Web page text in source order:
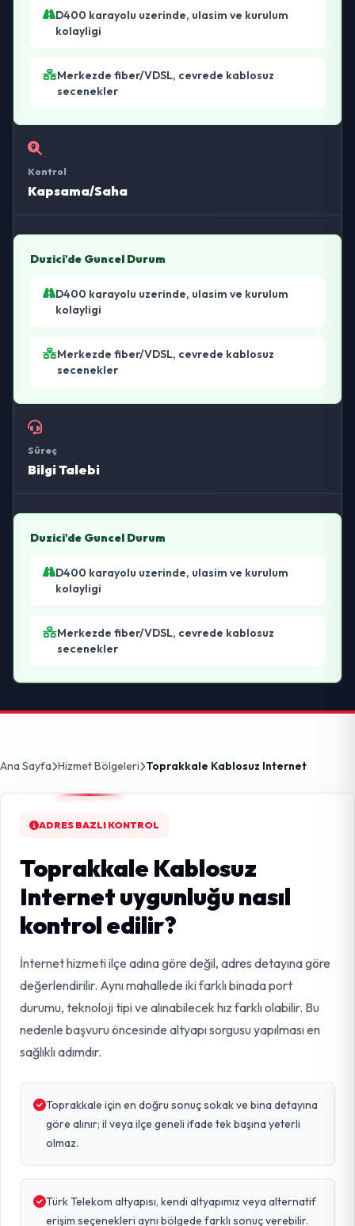
D400 karayolu uzerinde, ulasim ve kurulum
kolayligi
Merkezde fiber/VDSL, cevrede kablosuz
secenekler
Kontrol
Kapsama/Saha
Duzici'de Guncel Durum
D400 karayolu uzerinde, ulasim ve kurulum
kolayligi
Merkezde fiber/VDSL, cevrede kablosuz
secenekler
Süreç
Bilgi Talebi
Duzici'de Guncel Durum
D400 karayolu uzerinde, ulasim ve kurulum
kolayligi
Merkezde fiber/VDSL, cevrede kablosuz
secenekler
Ana Sayfa Hizmet Bölgeleri Toprakkale Kablosuz Internet
ADRES BAZLI KONTROL
Toprakkale Kablosuz
Internet uygunluğu nasıl
kontrol edilir?
İnternet hizmeti ilçe adına göre değil, adres detayına göre
değerlendirilir. Aynı mahallede iki farklı binada port
durumu, teknoloji tipi ve alınabilecek hız farklı olabilir. Bu
nedenle başvuru öncesinde altyapı sorgusu yapılması en
sağlıklı adımdır.
Toprakkale için en doğru sonuç sokak ve bina detayına
göre alınır; il veya ilçe geneli ifade tek başına yeterli
olmaz.
Türk Telekom altyapısı, kendi altyapımız veya alternatif
erişim seçenekleri aynı bölgede farklı sonuç verebilir.